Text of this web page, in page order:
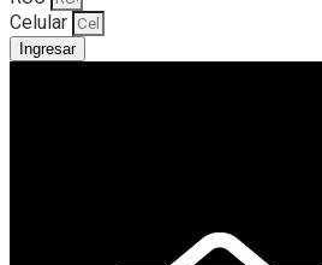
Celular
Ingresar